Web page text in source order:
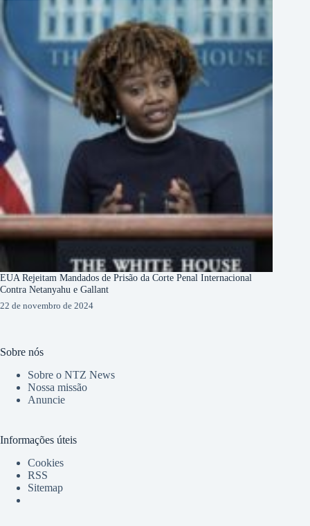
EUA Rejeitam Mandados de Prisão da Corte Penal Internacional
Contra Netanyahu e Gallant
22 de novembro de 2024
Sobre nós
Sobre o NTZ News
Nossa missão
Anuncie
Informações úteis
Cookies
RSS
Sitemap